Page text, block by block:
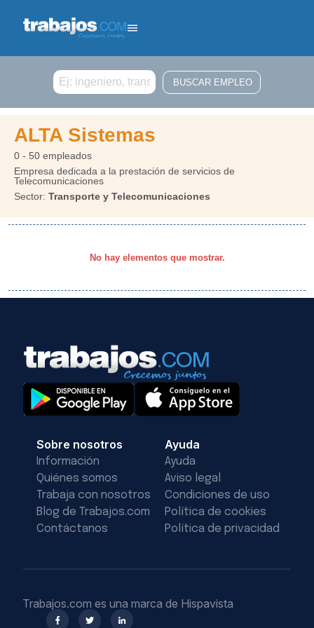
Buscar
ALTA Sistemas
0 - 50 empleados
Empresa dedicada a la prestación de servicios de
Telecomunicaciones
Sector: Transporte y Telecomunicaciones
No hay elementos que mostrar.
Sobre nosotros
Información
Quiénes somos
Trabaja con nosotros
Blog de Trabajos.com
Contáctanos
Ayuda
Ayuda
Aviso legal
Condiciones de uso
Política de cookies
Política de privacidad
Trabajos.com es una marca de Hispavista